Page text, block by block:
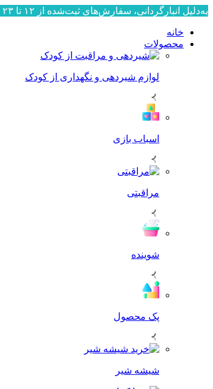
به‌دلیل انبارگردانی، سفارش‌های ثبت‌شده از ۱۲ تا ۲۳ مرداد باتاخیر ارسال می‌شوند. ارسال سفارش‌ها از ۲۴ مرداد به‌ترتیب ثبت، آغاز خواهد شد. از صبوری و همراهی شما سپاسگزاریم.
خانه
محصولات
لوازم شیردهی و نگهداری از کودک
اسباب بازی
مراقبتی
شوینده
پک محصول
شیشه شیر